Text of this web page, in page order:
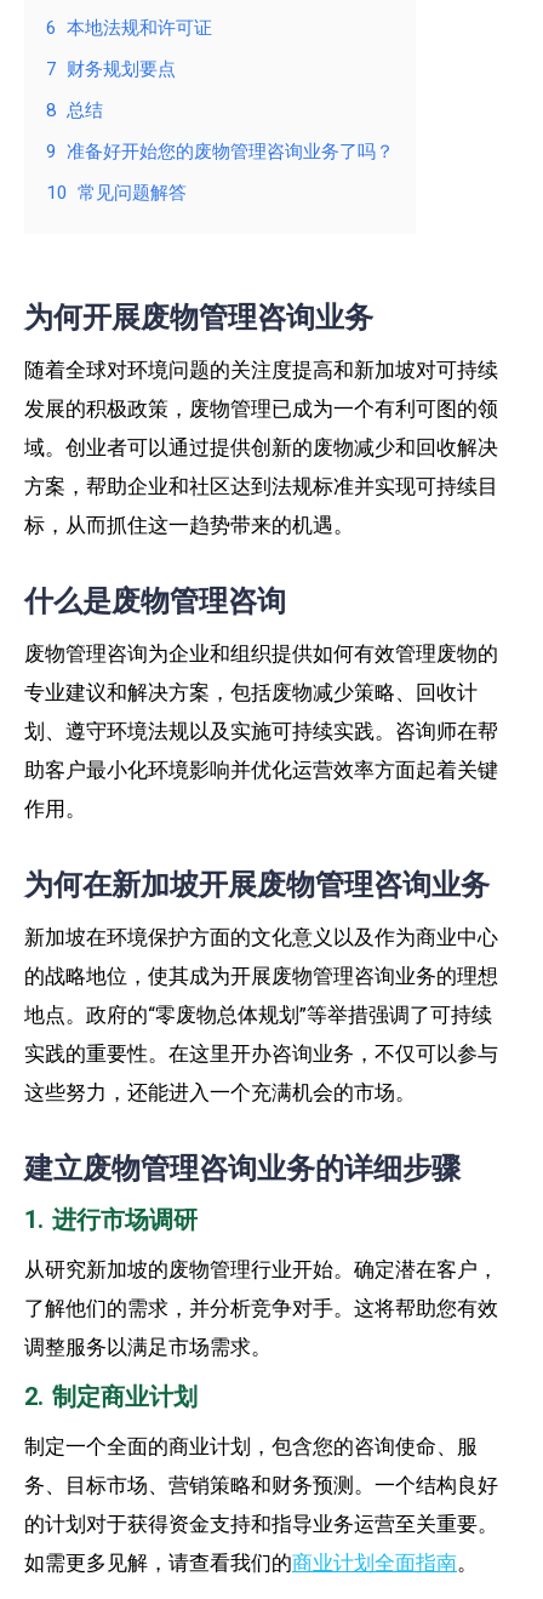
6 本地法规和许可证
7 财务规划要点
8 总结
9 准备好开始您的废物管理咨询业务了吗？
10 常见问题解答
为何开展废物管理咨询业务
随着全球对环境问题的关注度提高和新加坡对可持续
发展的积极政策，废物管理已成为一个有利可图的领
域。创业者可以通过提供创新的废物减少和回收解决
方案，帮助企业和社区达到法规标准并实现可持续目
标，从而抓住这一趋势带来的机遇。
什么是废物管理咨询
废物管理咨询为企业和组织提供如何有效管理废物的
专业建议和解决方案，包括废物减少策略、回收计
划、遵守环境法规以及实施可持续实践。咨询师在帮
助客户最小化环境影响并优化运营效率方面起着关键
作用。
为何在新加坡开展废物管理咨询业务
新加坡在环境保护方面的文化意义以及作为商业中心
的战略地位，使其成为开展废物管理咨询业务的理想
地点。政府的“零废物总体规划”等举措强调了可持续
实践的重要性。在这里开办咨询业务，不仅可以参与
这些努力，还能进入一个充满机会的市场。
建立废物管理咨询业务的详细步骤
1. 进行市场调研
从研究新加坡的废物管理行业开始。确定潜在客户，
了解他们的需求，并分析竞争对手。这将帮助您有效
调整服务以满足市场需求。
2. 制定商业计划
制定一个全面的商业计划，包含您的咨询使命、服
务、目标市场、营销策略和财务预测。一个结构良好
的计划对于获得资金支持和指导业务运营至关重要。
如需更多见解，请查看我们的商业计划全面指南。